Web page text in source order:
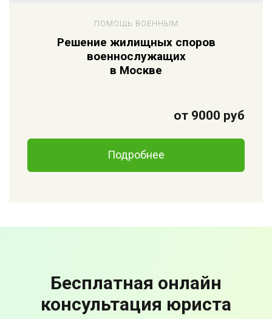
ПОМОЩЬ ВОЕННЫМ
Решение жилищных споров
военнослужащих
в Москве
от 9000 руб
Подробнее
Бесплатная онлайн
консультация юриста